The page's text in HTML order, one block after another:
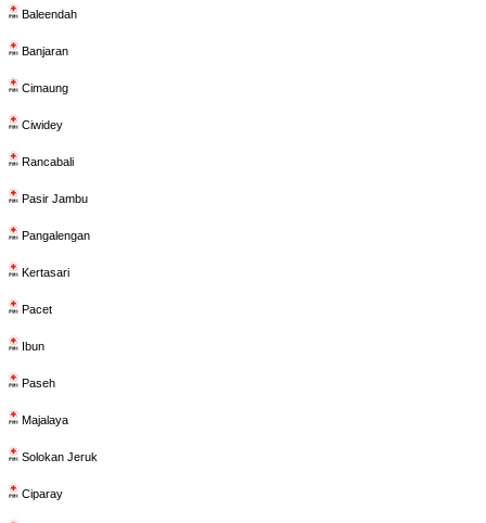
Baleendah
Banjaran
Cimaung
Ciwidey
Rancabali
Pasir Jambu
Pangalengan
Kertasari
Pacet
Ibun
Paseh
Majalaya
Solokan Jeruk
Ciparay